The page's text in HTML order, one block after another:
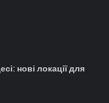
нові локації для